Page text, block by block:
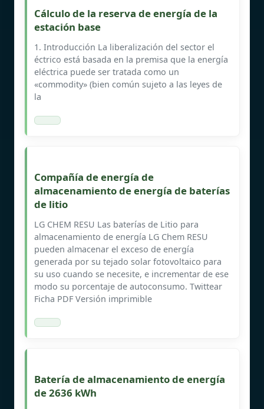
Cálculo de la reserva de energía de la
estación base
1. Introducción La liberalización del sector el
éctrico está basada en la premisa que la energía
eléctrica puede ser tratada como un
«commodity» (bien común sujeto a las leyes de
la
Compañía de energía de
almacenamiento de energía de baterías
de litio
LG CHEM RESU Las baterías de Litio para
almacenamiento de energía LG Chem RESU
pueden almacenar el exceso de energía
generada por su tejado solar fotovoltaico para
su uso cuando se necesite, e incrementar de ese
modo su porcentaje de autoconsumo. Twittear
Ficha PDF Versión imprimible
Batería de almacenamiento de energía
de 2636 kWh